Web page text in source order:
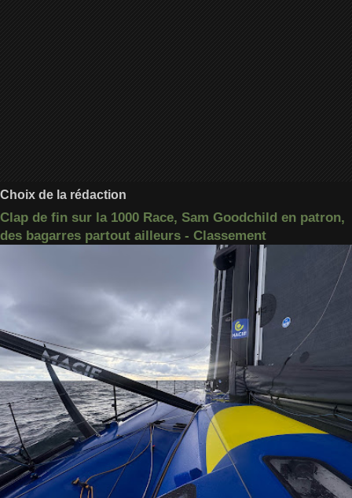
Choix de la rédaction
Clap de fin sur la 1000 Race, Sam Goodchild en patron,
des bagarres partout ailleurs - Classement